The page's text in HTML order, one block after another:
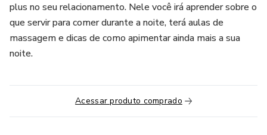
plus no seu relacionamento. Nele você irá aprender sobre o
que servir para comer durante a noite, terá aulas de
massagem e dicas de como apimentar ainda mais a sua
noite.
Acessar produto comprado